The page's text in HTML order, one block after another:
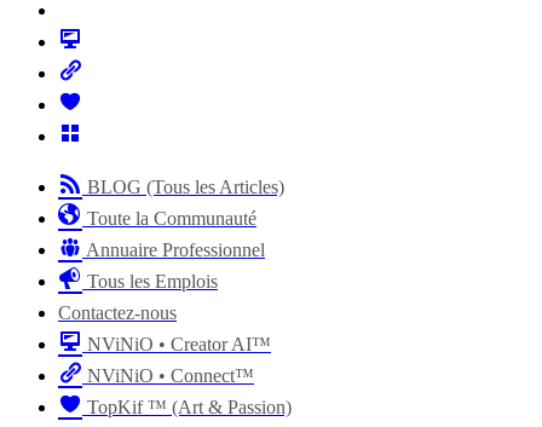
BLOG (Tous les Articles)
Toute la Communauté
Annuaire Professionnel
Tous les Emplois
Contactez-nous
NViNiO • Creator AI™
NViNiO • Connect™
TopKif ™ (Art & Passion)